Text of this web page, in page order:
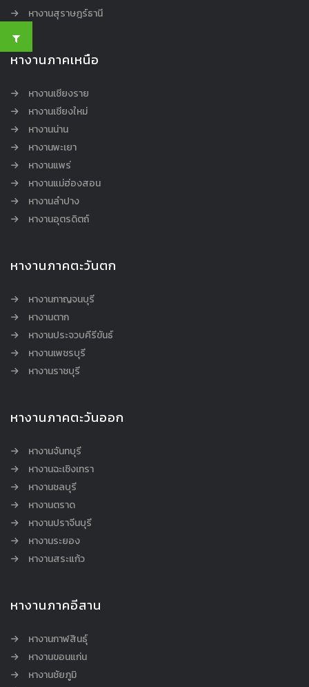
หางานสุราษฎร์ธานี
หางานภาคเหนือ
หางานเชียงราย
หางานเชียงใหม่
หางานน่าน
หางานพะเยา
หางานแพร่
หางานแม่ฮ่องสอน
หางานลำปาง
หางานอุตรดิตถ์
หางานภาคตะวันตก
หางานกาญจนบุรี
หางานตาก
หางานประจวบคีรีขันธ์
หางานเพชรบุรี
หางานราชบุรี
หางานภาคตะวันออก
หางานจันทบุรี
หางานฉะเชิงเทรา
หางานชลบุรี
หางานตราด
หางานปราจีนบุรี
หางานระยอง
หางานสระแก้ว
หางานภาคอีสาน
หางานกาฬสินธุ์
หางานขอนแก่น
หางานชัยภูมิ